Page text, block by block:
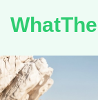
WhatThe